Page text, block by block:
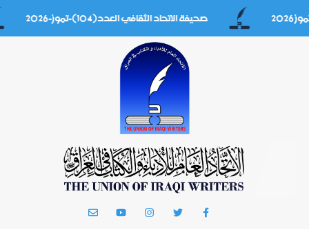
صحيفة الاتحاد الثقافي العدد(104)-تموز-2026